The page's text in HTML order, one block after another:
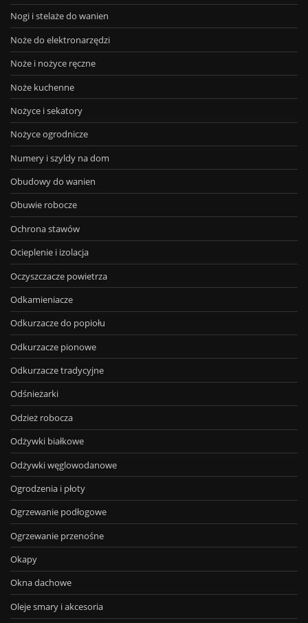
Nogi i stelaże do wanien
Noże do elektronarzędzi
Noże i nożyce ręczne
Noże kuchenne
Nożyce i sekatory
Nożyce ogrodnicze
Numery i szyldy na dom
Obudowy do wanien
Obuwie robocze
Ochrona stawów
Ocieplenie i izolacja
Oczyszczacze powietrza
Odkamieniacze
Odkurzacze do popiołu
Odkurzacze pionowe
Odkurzacze tradycyjne
Odśnieżarki
Odzież robocza
Odżywki białkowe
Odżywki węglowodanowe
Ogrodzenia i płoty
Ogrzewanie podłogowe
Ogrzewanie przenośne
Okapy
Okna dachowe
Oleje smary i akcesoria